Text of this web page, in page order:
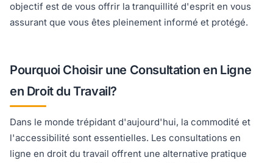
objectif est de vous offrir la tranquillité d'esprit en vous
assurant que vous êtes pleinement informé et protégé.
Pourquoi Choisir une Consultation en Ligne
en Droit du Travail?
Dans le monde trépidant d'aujourd'hui, la commodité et
l'accessibilité sont essentielles. Les consultations en
ligne en droit du travail offrent une alternative pratique